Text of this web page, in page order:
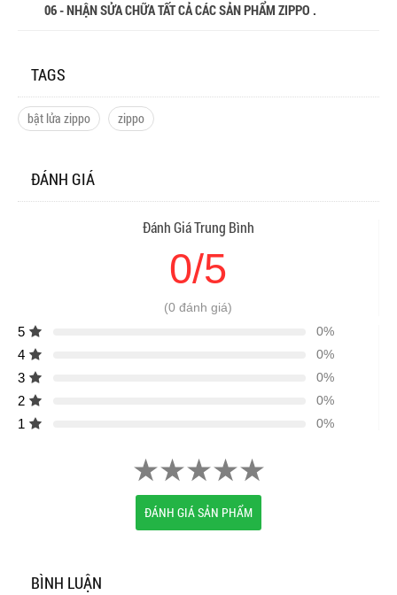
06 - NHẬN SỬA CHỮA TẤT CẢ CÁC SẢN PHẨM ZIPPO .
TAGS
bật lửa zippo zippo
ĐÁNH GIÁ
Đánh Giá Trung Bình
0/5
(0 đánh giá)
5 0%
4 0%
3 0%
2 0%
1 0%
ĐÁNH GIÁ SẢN PHẨM
BÌNH LUẬN